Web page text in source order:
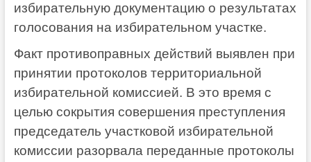
избирательную документацию о результатах
голосования на избирательном участке.
Факт противоправных действий выявлен при
принятии протоколов территориальной
избирательной комиссией. В это время с
целью сокрытия совершения преступления
председатель участковой избирательной
комиссии разорвала переданные протоколы